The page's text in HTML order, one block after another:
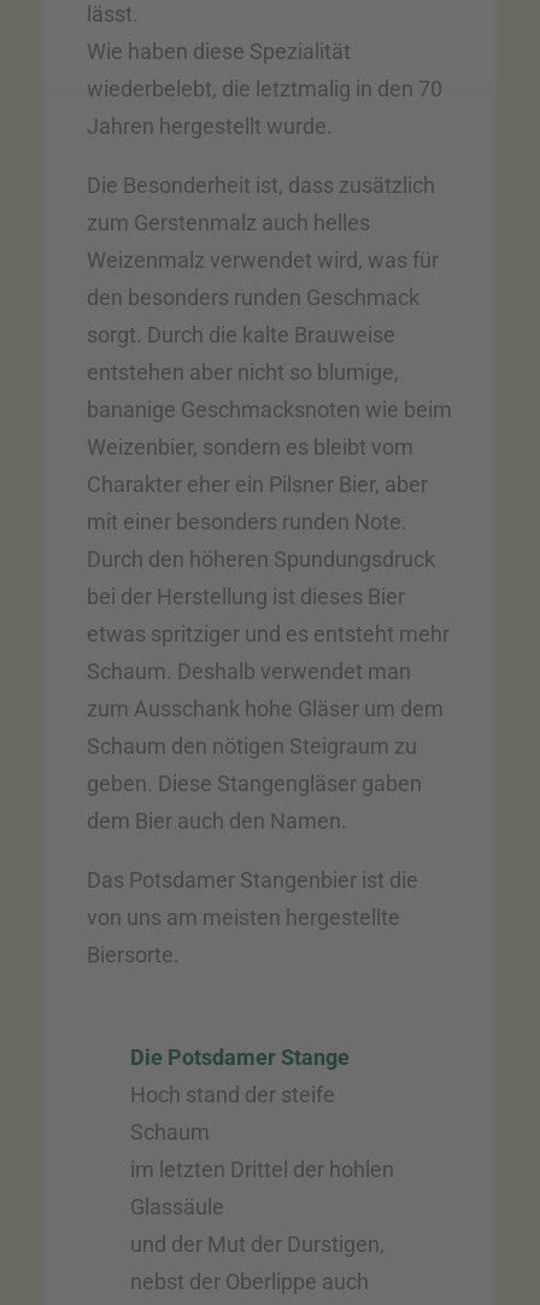
lässt.
Wie haben diese Spezialität
wiederbelebt, die letztmalig in den 70
Jahren hergestellt wurde.
Die Besonderheit ist, dass zusätzlich
zum Gerstenmalz auch helles
Weizenmalz verwendet wird, was für
den besonders runden Geschmack
sorgt. Durch die kalte Brauweise
entstehen aber nicht so blumige,
bananige Geschmacksnoten wie beim
Weizenbier, sondern es bleibt vom
Charakter eher ein Pilsner Bier, aber
mit einer besonders runden Note.
Durch den höheren Spundungsdruck
bei der Herstellung ist dieses Bier
etwas spritziger und es entsteht mehr
Schaum. Deshalb verwendet man
zum Ausschank hohe Gläser um dem
Schaum den nötigen Steigraum zu
geben. Diese Stangengläser gaben
dem Bier auch den Namen.
Das Potsdamer Stangenbier ist die
von uns am meisten hergestellte
Biersorte.
Die Potsdamer Stange
Hoch stand der steife
Schaum
im letzten Drittel der hohlen
Glassäule
und der Mut der Durstigen,
nebst der Oberlippe auch